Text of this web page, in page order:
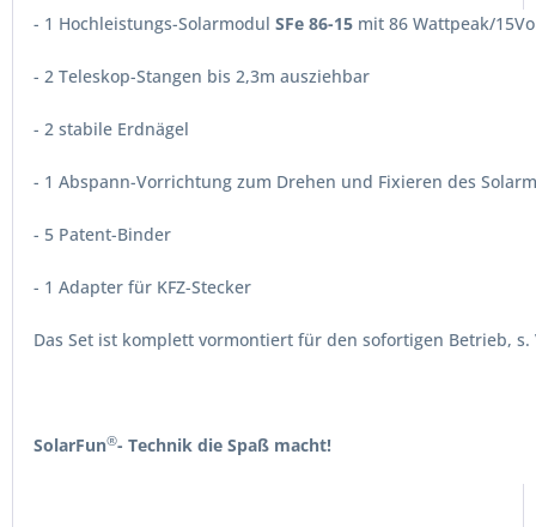
- 1 Hochleistungs-SolarmodulSFe 86-15 mit 86 Wattpeak/
- 2 Teleskop-Stangen bis 2,3m ausziehbar
- 2 stabile Erdnägel
- 1 Abspann-Vorrichtung zum Drehen und Fixieren des
- 5 Patent-Binder
- 1 Adapter für KFZ-Stecker
Das Set ist komplett vormontiert für den sofortigen Betrieb, s.
SolarFun®- Technik die Spaß macht!